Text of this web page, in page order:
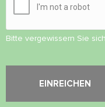
Bitte vergewissern Sie